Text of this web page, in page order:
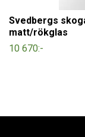
Svedbergs
matt/rökglas
10 670:-